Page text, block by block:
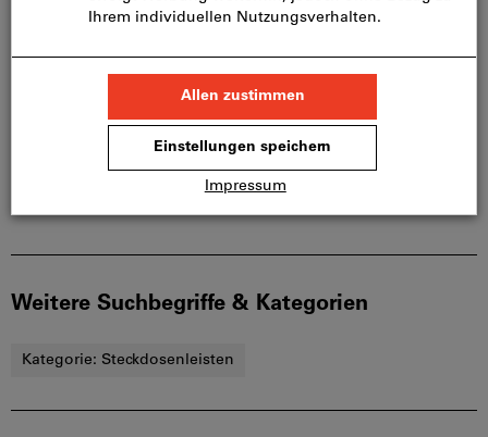
Weitere Suchbegriffe & Kategorien
Kategorie: Steckdosenleisten